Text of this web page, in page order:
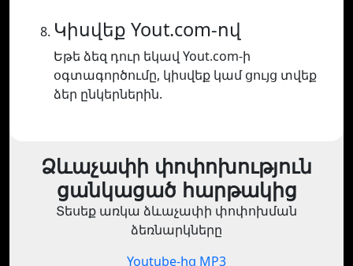
Կիսվեք Yout.com-ով
Եթե ձեզ դուր եկավ Yout.com-ի
օգտագործումը, կիսվեք կամ ցույց տվեք
ձեր ընկերներին.
Ձևաչափի փոփոխություն
ցանկացած հարթակից
Տեսեք առկա ձևաչափի փոփոխման
ձեռնարկները
Youtube-ից MP3